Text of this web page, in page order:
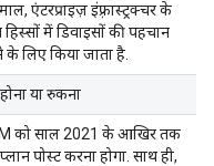
एंटरप्राइज़ इंफ़्रास्ट्रक्चर के
में डिवाइसों की पहचान
के लिए किया जाता है.
या रुकना
को साल 2021 के आखिर तक
पोस्ट करना होगा. साथ ही,